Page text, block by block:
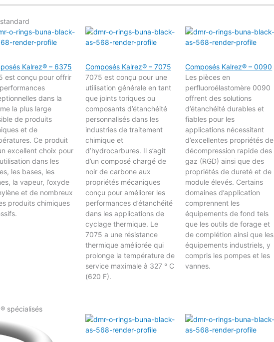
Kalrez® – 6375
est conçu pour offrir
dans la
la plus large
de produits
et de
Ce produit
excellent choix pour
dans les
les bases, les
la vapeur, l’oxyde
et de nombreux
produits chimiques
Composés Kalrez® – 7075
7075 est conçu pour une
utilisation générale en tant
que joints toriques ou
composants d’étanchéité
personnalisés dans les
industries de traitement
chimique et
d’hydrocarbures. Il s’agit
d’un composé chargé de
noir de carbone aux
propriétés mécaniques
conçu pour améliorer les
performances d’étanchéité
dans les applications de
cyclage thermique. Le
7075 a une résistance
thermique améliorée qui
prolonge la température de
service maximale à 327 ° C
(620 F).
Composés Kalrez® – 0090
Les pièces en
perfluoroélastomère 0090
offrent des solutions
d’étanchéité durables et
fiables pour les
applications nécessitant
d’excellentes propriétés de
décompression rapide des
gaz (RGD) ainsi que des
propriétés de dureté et de
module élevés. Certains
domaines d’application
comprennent les
équipements de fond tels
que les outils de forage et
de complétion ainsi que les
équipements industriels, y
compris les pompes et les
vannes.
spécialisés